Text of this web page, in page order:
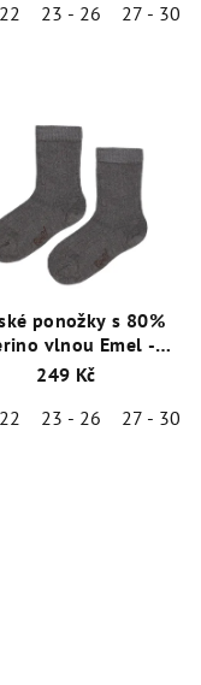
23 - 26 27 - 30
ponožky s 80%
vlnou Emel -
hnědá - ESK 100-53
249 Kč
23 - 26 27 - 30